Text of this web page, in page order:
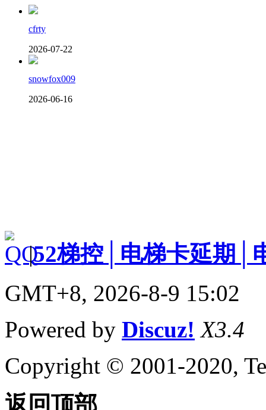
cfrty
2026-07-22
snowfox009
2026-06-16
|52梯控│电梯卡延期│
GMT+8, 2026-8-9 15:02
Powered by Discuz! X3.4
Copyright © 2001-2020,
返回顶部